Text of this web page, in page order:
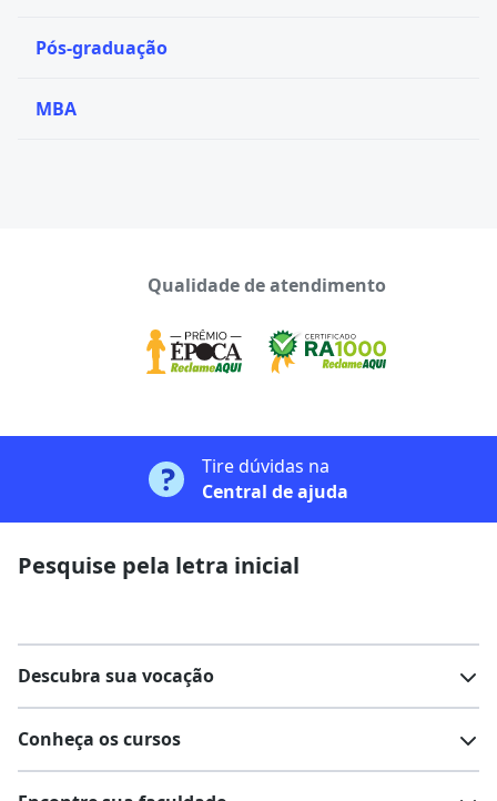
Pós-graduação
MBA
Qualidade de atendimento
Tire dúvidas na
Central de ajuda
Pesquise pela letra inicial
Descubra sua vocação
Conheça os cursos